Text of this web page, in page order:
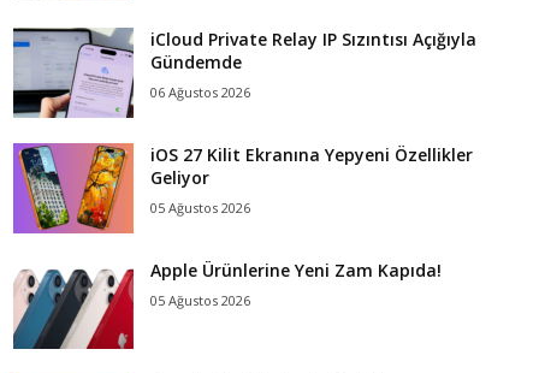
iCloud Private Relay IP Sızıntısı Açığıyla
Gündemde
06 Ağustos 2026
iOS 27 Kilit Ekranına Yepyeni Özellikler
Geliyor
05 Ağustos 2026
Apple Ürünlerine Yeni Zam Kapıda!
05 Ağustos 2026